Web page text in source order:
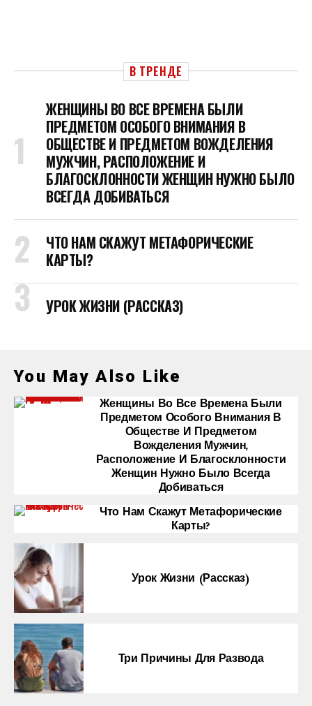
В ТРЕНДЕ
ЖЕНЩИНЫ ВО ВСЕ ВРЕМЕНА БЫЛИ
ПРЕДМЕТОМ ОСОБОГО ВНИМАНИЯ В
ОБЩЕСТВЕ И ПРЕДМЕТОМ ВОЖДЕЛЕНИЯ
МУЖЧИН, РАСПОЛОЖЕНИЕ И
БЛАГОСКЛОННОСТИ ЖЕНЩИН НУЖНО БЫЛО
ВСЕГДА ДОБИВАТЬСЯ
ЧТО НАМ СКАЖУТ МЕТАФОРИЧЕСКИЕ
КАРТЫ?
УРОК ЖИЗНИ (РАССКАЗ)
You May Also Like
Женщины Во Все Времена Были
Предметом Особого Внимания В
Обществе И Предметом
Вожделения Мужчин,
Расположение И Благосклонности
Женщин Нужно Было Всегда
Добиваться
Что Нам Скажут Метафорические
Карты?
Урок Жизни (рассказ)
Три Причины Для Развода